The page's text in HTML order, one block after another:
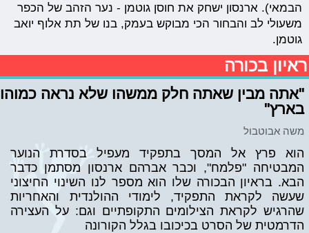
הבמאי). ארנסון ישחק את חוסן גוטמן - נער הזהב של הכפר
משעולי לב והבחור הכי מבוקש בעמק, בנו של תת אלוף יואב
גוטמן.
ראיון בכורה
"אתה מבין שאתה חלק ממשהו שלא נראה כמוהו
בארץ"
משה אבוטבול
הוא פרץ אל המסך בתפקיד מעפיל בסדרת הנוער
המבטיחה "פלמח", וכבר אברהם ארנסון מסתמן כדבר
הבא. בראיון הבכורה שלו הוא מספר לנו השינוי החיצוני
שעשה לקראת התפקיד, לימודי ההולנדית והאחריות
שהרגיש לקראת הצילומים התקופתיים וגם: על העצירה
הדרמטית של הסרט בכיכובו בגלל הקורונה